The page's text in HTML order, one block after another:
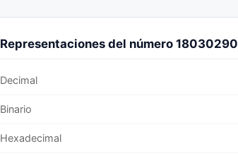
Representaciones del número 18030290
Decimal
Binario
Hexadecimal